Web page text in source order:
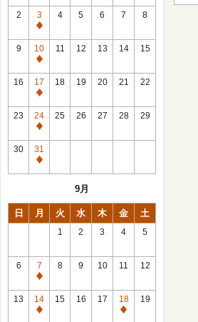
2
3
休
館
日
4 5 6 7 8
9
10
休
館
日
11 12 13 14 15
16
17
休
館
日
18 19 20 21 22
23
24
休
館
日
25 26 27 28 29
30
31
休
9月
日 月 火 水 木 金 土
1 2 3 4 5
6
7
休
館
日
8 9 10 11 12
13
14
休
15 16 17
18
休
19